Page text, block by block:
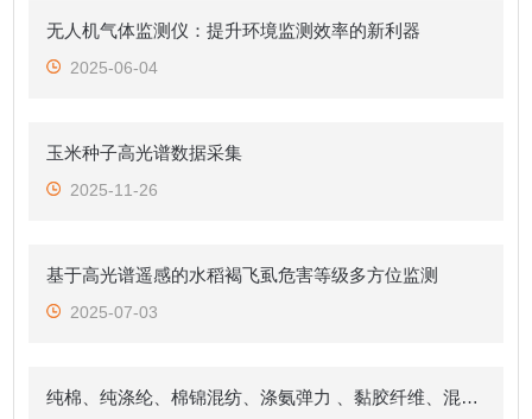
无人机气体监测仪：提升环境监测效率的新利器
2025-06-04
玉米种子高光谱数据采集
2025-11-26
基于高光谱遥感的水稻褐飞虱危害等级多方位监测
2025-07-03
纯棉、纯涤纶、棉锦混纺、涤氨弹力 、黏胶纤维、混纺纱六类面料高光谱分析